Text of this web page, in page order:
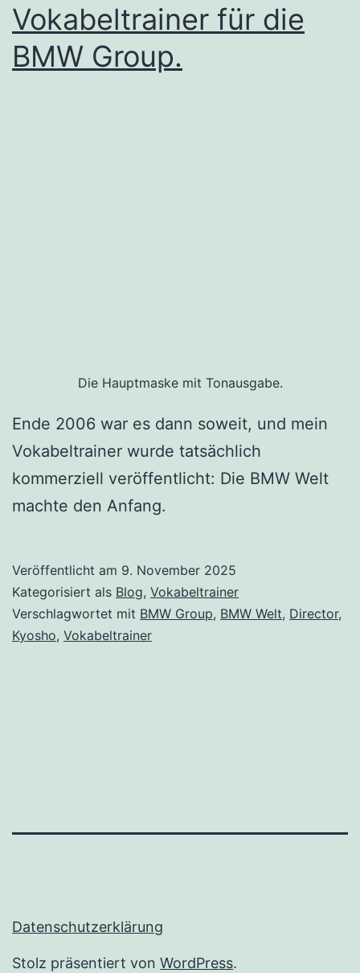
Vokabeltrainer für die
BMW Group.
Die Hauptmaske mit Tonausgabe.
Ende 2006 war es dann soweit, und mein
Vokabeltrainer wurde tatsächlich
kommerziell veröffentlicht: Die BMW Welt
machte den Anfang.
Veröffentlicht am 9. November 2025
Kategorisiert als Blog, Vokabeltrainer
Verschlagwortet mit BMW Group, BMW Welt, Director,
Kyosho, Vokabeltrainer
Datenschutzerklärung
Stolz präsentiert von WordPress.